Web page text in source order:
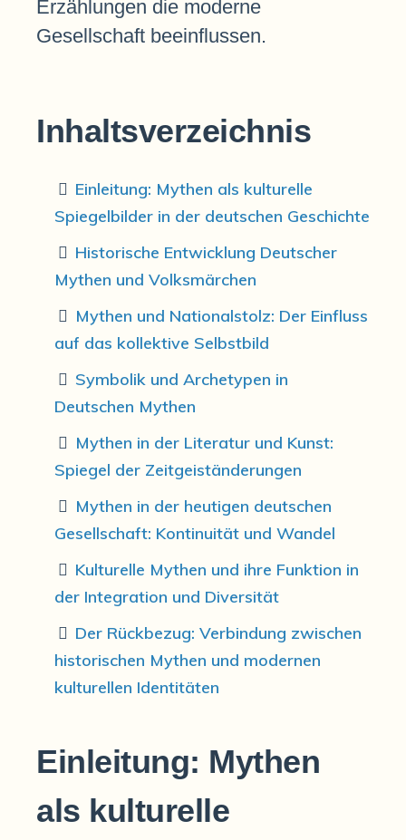
Erzählungen die moderne
Gesellschaft beeinflussen.
Inhaltsverzeichnis
Einleitung: Mythen als kulturelle
Spiegelbilder in der deutschen Geschichte
Historische Entwicklung Deutscher
Mythen und Volksmärchen
Mythen und Nationalstolz: Der Einfluss
auf das kollektive Selbstbild
Symbolik und Archetypen in
Deutschen Mythen
Mythen in der Literatur und Kunst:
Spiegel der Zeitgeiständerungen
Mythen in der heutigen deutschen
Gesellschaft: Kontinuität und Wandel
Kulturelle Mythen und ihre Funktion in
der Integration und Diversität
Der Rückbezug: Verbindung zwischen
historischen Mythen und modernen
kulturellen Identitäten
Einleitung: Mythen
als kulturelle